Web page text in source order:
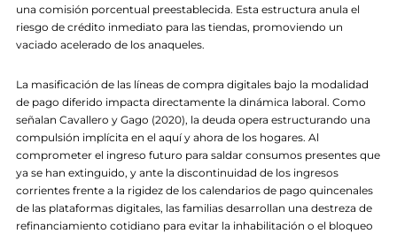
una comisión porcentual preestablecida. Esta estructura anula el
riesgo de crédito inmediato para las tiendas, promoviendo un
vaciado acelerado de los anaqueles.
La masificación de las líneas de compra digitales bajo la modalidad
de pago diferido impacta directamente la dinámica laboral. Como
señalan Cavallero y Gago (2020), la deuda opera estructurando una
compulsión implícita en el aquí y ahora de los hogares. Al
comprometer el ingreso futuro para saldar consumos presentes que
ya se han extinguido, y ante la discontinuidad de los ingresos
corrientes frente a la rigidez de los calendarios de pago quincenales
de las plataformas digitales, las familias desarrollan una destreza de
refinanciamiento cotidiano para evitar la inhabilitación o el bloqueo